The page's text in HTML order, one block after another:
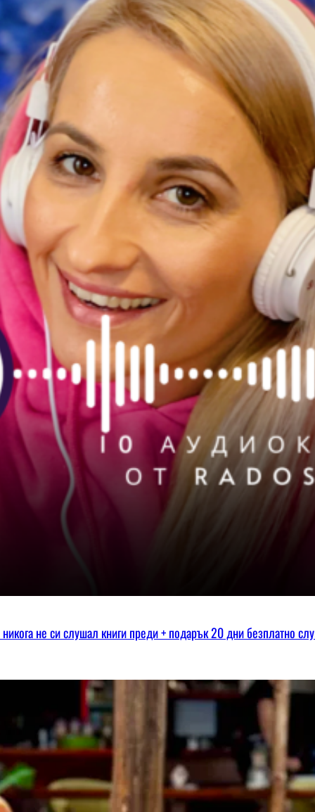
не си слушал книги преди + подарък 20 дни безплатно